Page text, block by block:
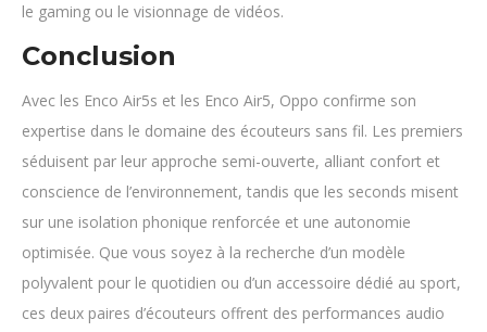
le gaming ou le visionnage de vidéos.
Conclusion
Avec les Enco Air5s et les Enco Air5, Oppo confirme son
expertise dans le domaine des écouteurs sans fil. Les premiers
séduisent par leur approche semi-ouverte, alliant confort et
conscience de l’environnement, tandis que les seconds misent
sur une isolation phonique renforcée et une autonomie
optimisée. Que vous soyez à la recherche d’un modèle
polyvalent pour le quotidien ou d’un accessoire dédié au sport,
ces deux paires d’écouteurs offrent des performances audio